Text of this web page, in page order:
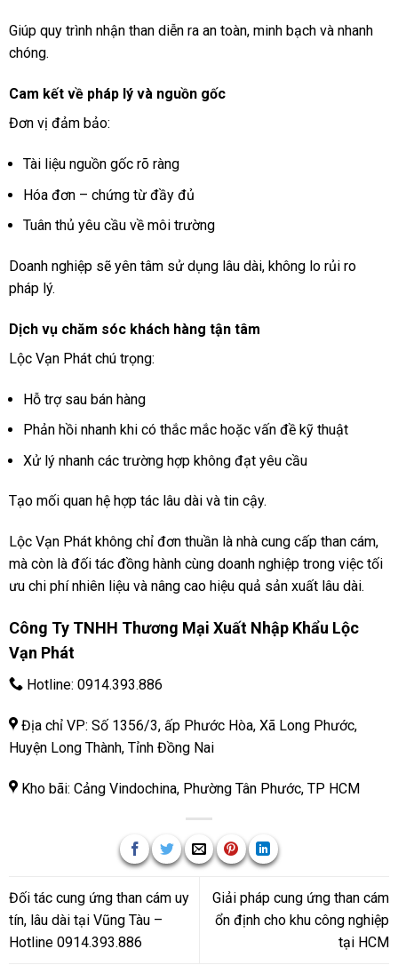
Giúp quy trình nhận than diễn ra an toàn, minh bạch và nhanh
chóng.
Cam kết về pháp lý và nguồn gốc
Đơn vị đảm bảo:
Tài liệu nguồn gốc rõ ràng
Hóa đơn – chứng từ đầy đủ
Tuân thủ yêu cầu về môi trường
Doanh nghiệp sẽ yên tâm sử dụng lâu dài, không lo rủi ro
pháp lý.
Dịch vụ chăm sóc khách hàng tận tâm
Lộc Vạn Phát chú trọng:
Hỗ trợ sau bán hàng
Phản hồi nhanh khi có thắc mắc hoặc vấn đề kỹ thuật
Xử lý nhanh các trường hợp không đạt yêu cầu
Tạo mối quan hệ hợp tác lâu dài và tin cậy.
Lộc Vạn Phát không chỉ đơn thuần là nhà cung cấp than cám,
mà còn là đối tác đồng hành cùng doanh nghiệp trong việc tối
ưu chi phí nhiên liệu và nâng cao hiệu quả sản xuất lâu dài.
Công Ty TNHH Thương Mại Xuất Nhập Khẩu Lộc
Vạn Phát
Hotline: 0914.393.886
Địa chỉ VP: Số 1356/3, ấp Phước Hòa, Xã Long Phước,
Huyện Long Thành, Tỉnh Đồng Nai
Kho bãi: Cảng Vindochina, Phường Tân Phước, TP HCM
Đối tác cung ứng than cám uy
tín, lâu dài tại Vũng Tàu –
Hotline 0914.393.886
Giải pháp cung ứng than cám
ổn định cho khu công nghiệp
tại HCM